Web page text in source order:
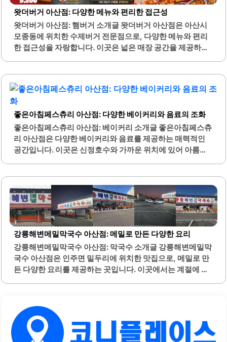
합니다.이곳의 음식은 자극적이지 않고 담백하여 누구나 부
담 없이 즐길 수 있습니다. 친절한 직원의 서비스와 청결한 환
경은 손님들에게 편안한 식사 경험을 제공합니다. 양도 푸짐
하여 성인 두 명이 충분히 배부르게 식사할 수 있습니다.다양
한 사이드 메뉴도 함께 제공되어 더욱 풍성한..
왓더버거 아산점: 다양한 메뉴와 편리한 접근성
왓더버거 아산점: 햄버거 소개글 왓더버거 아산점은 아산시
모종동에 위치한 수제버거 전문점으로, 다양한 메뉴와 편리
한 접근성을 자랑합니다. 이곳은 넓은 매장 공간을 제공하여
습니다.다양한 종류의 햄버거와 사이드 메뉴가 마련되어 있
어 선택의 폭이 넓습니다. 각종 소스가 다양하게 준비되어 있
어 고객의 취향에 맞게 조합할 수 있는 점이 매력적입니다. 매
장에서 제공되는 감자튀김은 갓 튀겨낸 신선한 맛을 자랑하
며, 사이드 메뉴로 함께 즐기기에 좋습니다.또한, 주차 공간
이 마련되어 있어 차량 이용 시 편리하게 방문할 수 있습니다.
인테리어는 현대적이고 힙한 분위기를 연출하여 젊은 층에게
좋은아침페스츄리 아산점: 다양한 베이커리와 음료의 조화
좋은아침페스츄리 아산점: 베이커리 소개글 좋은아침페스츄
리 아산점은 다양한 베이커리와 음료를 제공하는 매력적인
공간입니다. 이곳은 신정호수와 가까운 위치에 있어 아름다
고객들에게 사랑받고 있습니다.매장 내부는 조용하고 아늑
한 분위기로, 대화하기에 적합한 2층 공간도 마련되어 있습
니다. 좋은아침페스츄리의 딸기케이크는 신선한 딸기와 풍
부한 생크림이 조화를 이루어 많은 이들에게 인기를 끌고 있
습니다. 이곳은 계절마다 다양한 케이크와 페스츄리를 선보
이며, 고객의 기대를 저버리지 않는 맛을 자랑합니다.또한,
테이크아웃 서비스가 제공되어 바쁜 일상 속에서도 간편하게
즐길 수 있는 점이 큰 장점입니다. 커피와 함께 즐길 수 있는
브런치 메뉴도 다양하게 준비되어 있어, 아침 식사나 간단한
점심으로도 적합합니다...
강릉해변메밀막국수 아산점: 메밀로 만든 다양한 요리
강릉해변메밀막국수 아산점: 막국수 소개글 강릉해변메밀막
국수 아산점은 인주면 밀두리에 위치한 맛집으로, 메밀로 만
든 다양한 요리를 제공하는 곳입니다. 이곳에서는 계절에 관
직원들이 있어 편안한 분위기에서 식사를 할 수 있습니다. 주
차 공간이 마련되어 있어 접근성이 좋습니다. 메밀막국수는
적당한 매콤함과 고소한 기름의 맛이 잘 어우러져 있으며, 면